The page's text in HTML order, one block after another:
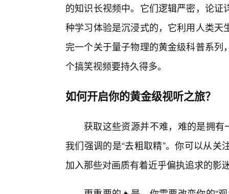
的知识长视频中。它们逻辑严密，论
种学习体验是沉浸式的，它利用人类
完一个关于量子物理的黄金级科普系
个搞笑视频要持久得多。
如何开启你的黄金级视听之旅？
获取这些资源并不难，难的是拥有
我们强调的是“去粗取精”。你可以从
加入那些对画质有着近乎偏执追求的影